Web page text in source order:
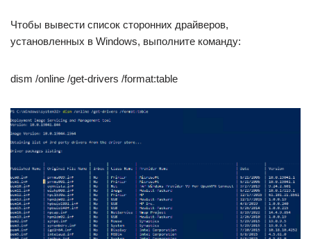
Чтобы вывести список сторонних драйверов,
установленных в Windows, выполните команду:
dism /online /get-drivers /format:table